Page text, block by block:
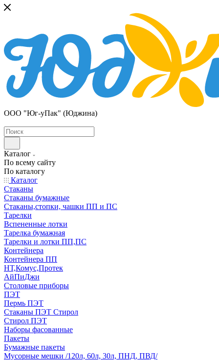
ООО "Юг-уПак" (Юджина)
Каталог
По всему сайту
По каталогу
Каталог
Стаканы
Стаканы бумажные
Стаканы,стопки, чашки ПП и ПС
Тарелки
Вспененные лотки
Тарелка бумажная
Тарелки и лотки ПП,ПС
Контейнера
Контейнера ПП
НТ,Комус,Протек
АйПиДжи
Столовые приборы
ПЭТ
Пермь ПЭТ
Стаканы ПЭТ Стирол
Стирол ПЭТ
Наборы фасованные
Пакеты
Бумажные пакеты
Мусорные мешки /120л, 60л, 30л, ПНД, ПВД/